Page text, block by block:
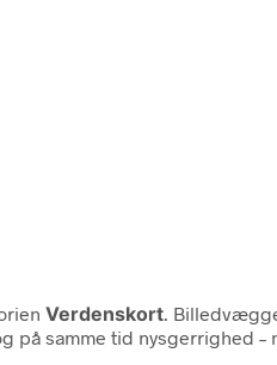
Verdenskort .
samme tid nysgerrighed –